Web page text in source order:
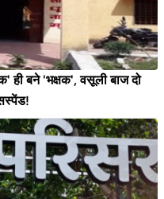
ही बने 'भक्षक', वसूली बाज दो